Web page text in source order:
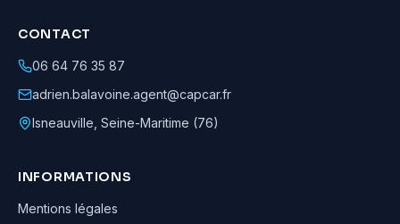
CONTACT
06 64 76 35 87
adrien.balavoine.agent@capcar.fr
Isneauville Seine-Maritime (76)
INFORMATIONS
Mentions légales